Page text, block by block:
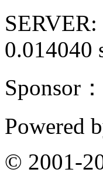
0.014040
Sponsor：
Powered
© 2001-